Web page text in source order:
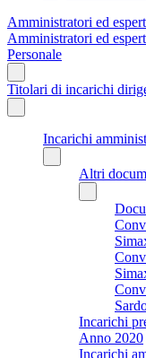
Amministratori ed
Amministratori ed
Personale
Titolari di incarichi
Incarichi
Altri
Incarichi
Anno 2020
Incarichi